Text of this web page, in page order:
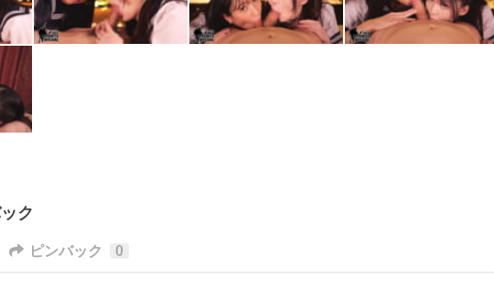
ク
ピンバック 0